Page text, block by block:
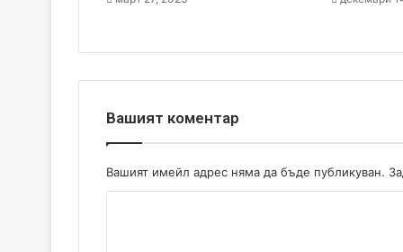
Вашият коментар
Вашият имейл адрес няма да бъде публикуван.